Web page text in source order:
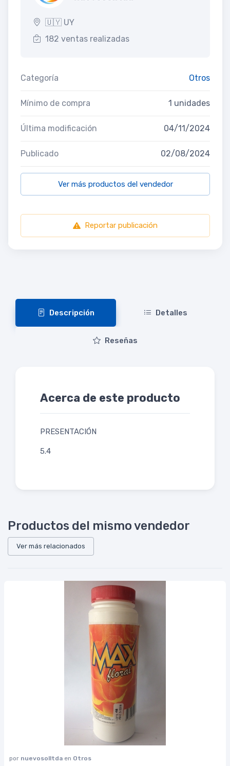
🇺🇾 UY
182 ventas realizadas
Categoría Otros
Mínimo de compra 1 unidades
Última modificación 04/11/2024
Publicado 02/08/2024
Ver más productos del vendedor
Reportar publicación
Descripción Detalles
Reseñas
Acerca de este producto
PRESENTACIÓN
5.4
Productos del mismo vendedor
Ver más relacionados
por nuevosolltda en Otros